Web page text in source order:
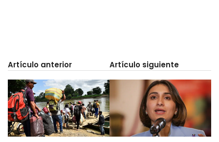
Artículo anterior Artículo siguiente